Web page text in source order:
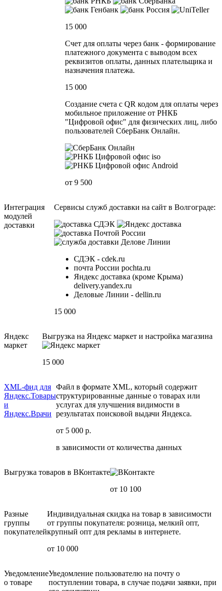
15 000
Счет для оплаты через банк - формирование
платежного документа с выводом всех
реквизитов оплаты, данных плательщика и
назначения платежа.
15 000
Создание счета с QR кодом для оплаты через
мобильное приложение от РНКБ
"Цифровой офис" для физических лиц, либо
пользователей СберБанк Онлайн.
от 9 500
Интеграция
модулей
доставки
Сервисы служб доставки на сайт в Волгограде:
СДЭК - cdek.ru
почта России pochta.ru
Яндекс доставка (кроме Крыма)
delivery.yandex.ru
Деловые Линии - dellin.ru
15 000
Яндекс
маркет
Выгрузка на Яндекс маркет и настройка магазина
15 000
XML-фид для
Яндекс.Товары
и
Яндекс.Врачи
Файл в формате XML, который содержит
структурированные данные о товарах или
услугах для улучшения видимости в
результатах поисковой выдачи Яндекса.
от 5 000 р.
в зависимости от количества данных
Выгрузка товаров в ВКонтакте
от 10 100
Разные
группы
покупателей
Индивидуальная скидка на товар в зависимости
от группы покупателя: розница, мелкий опт,
крупный опт для рекламы в интернете.
от 10 000
Уведомление
о товаре
Уведомление пользователю на почту о
поступлении товара, в случае подачи заявки, при